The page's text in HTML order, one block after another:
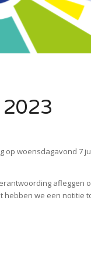
2023
woensdagavond 7
afleggen
hebben we een notitie